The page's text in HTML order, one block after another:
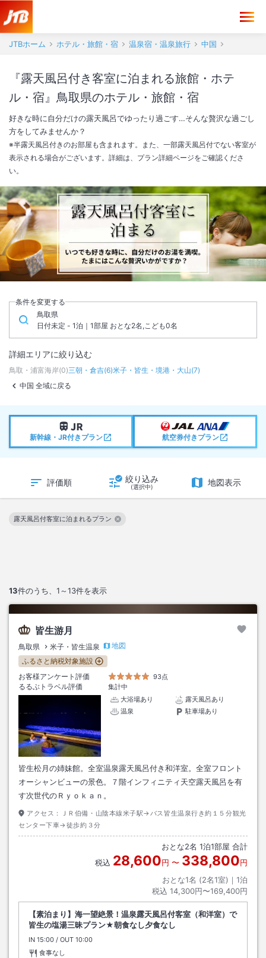
JTBホーム ホテル・旅館・宿 温泉宿・温泉旅行 中国
『露天風呂付き客室に泊まれる旅館・ホテ
ル・宿』鳥取県のホテル・旅館・宿
好きな時に自分だけの露天風呂でゆったり過ごす…そんな贅沢な過ごし
方をしてみませんか？
※半露天風呂付きのお部屋も含まれます。また、一部露天風呂付でない客室が
表示される場合がございます。詳細は、プラン詳細ページをご確認くださ
い。
条件を変更する
鳥取県
日付未定 - 1泊｜1部屋 おとな2名,こども0名
詳細エリアに絞り込む
鳥取・浦富海岸(0)三朝・倉吉(6)米子・皆生・境港・大山(7)
中国 全域に戻る
新幹線・JR付きプラン 航空券付きプラン
評価順 絞り込み
(選択中) 地図表示
13件のうち、 1～13件を表示
露天風呂付客室に泊まれるプラン
この絞り込み条件を解除
皆生游月
鳥取県 米子・皆生温泉
地図
ふるさと納税対象施設
お客様アンケート評価
93点
るるぶトラベル評価
集計中
大浴場あり
露天風呂あり
温泉
駐車場あり
皆生松月の姉妹館。全室温泉露天風呂付き和洋室。全室フロント
オーシャンビューの景色。７階インフィニティ天空露天風呂を有
す次世代のＲｙｏｋａｎ。
アクセス：
ＪＲ伯備・山陰本線米子駅→バス皆生温泉行き約１５分観光
センター下車→徒歩約３分
おとな2名 1泊1部屋 合計
税込 28,600円 〜 338,800円
おとな1名 (2名1室)｜ 1泊
税込 14,300円〜169,400円
【素泊まり】海一望絶景！温泉露天風呂付客室（和洋室）で
皆生の塩湯三昧プラン★朝食なし夕食なし
IN チェックイン
15:00 / OUT チェックアウト
10:00
食事なし